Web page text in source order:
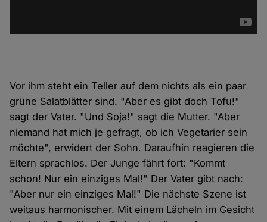
Vor ihm steht ein Teller auf dem nichts als ein paar
grüne Salatblätter sind. "Aber es gibt doch Tofu!"
sagt der Vater. "Und Soja!" sagt die Mutter. "Aber
niemand hat mich je gefragt, ob ich Vegetarier sein
möchte", erwidert der Sohn. Daraufhin reagieren die
Eltern sprachlos. Der Junge fährt fort: "Kommt
schon! Nur ein einziges Mal!" Der Vater gibt nach:
"Aber nur ein einziges Mal!" Die nächste Szene ist
weitaus harmonischer. Mit einem Lächeln im Gesicht